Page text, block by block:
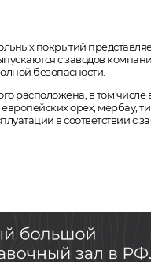
покрытий
с заводов
безопасности.
расположена, в том
орех, мербау,
в соответствии с